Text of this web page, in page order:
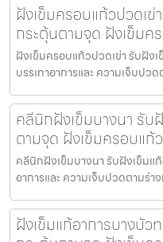
ฝังเข็มครอบแก้วปวดเข่
กระตุ้นตามจุด ฝังเข็มค
ฝังเข็มครอบแก้วปวดเข่า รับฝัง
บรรเทาอาการและ ความเจ็บปว
คลีนิกฝังเข็มบางนา รับ
ตามจุด ฝังเข็มครอบแก้
คลีนิกฝังเข็มบางนา รับฝังเข็มแ
อาการและ ความเจ็บปวดตามร่
ฝังเข็มแก้อาการบางบัว